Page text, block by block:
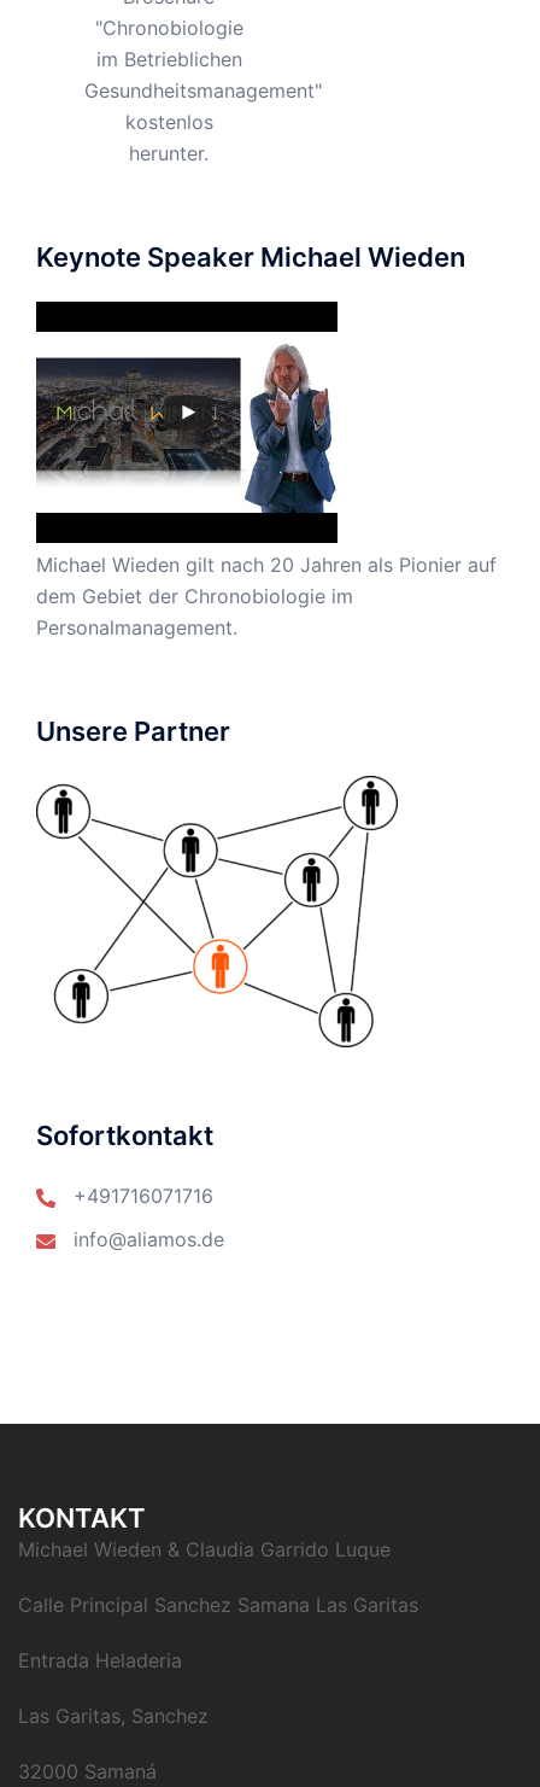
"Chronobiologie
im Betrieblichen
Gesundheitsmanagement"
kostenlos
herunter.
Keynote Speaker Michael Wieden
Michael Wieden gilt nach 20 Jahren als Pionier auf
dem Gebiet der Chronobiologie im
Personalmanagement.
Unsere Partner
Sofortkontakt
+491716071716
info@aliamos.de
KONTAKT
Michael Wieden & Claudia Garrido Luque
Calle Principal Sanchez Samana Las Garitas
Entrada Heladeria
Las Garitas, Sanchez
32000 Samaná